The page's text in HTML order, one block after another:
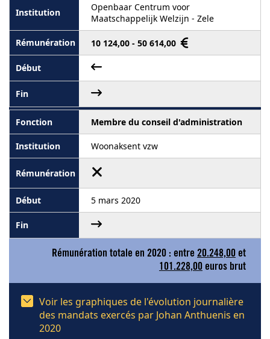
Openbaar Centrum voor
Maatschappelijk Welzijn - Zele
10 124,00 - 50 614,00
Membre du conseil d'administration
Woonaksent vzw
5 mars 2020
Rémunération totale en 2020 : entre 20.248,00 et
101.228,00 euros brut
Voir les graphiques de l'évolution journalière
des mandats exercés par Johan Anthuenis en
2020